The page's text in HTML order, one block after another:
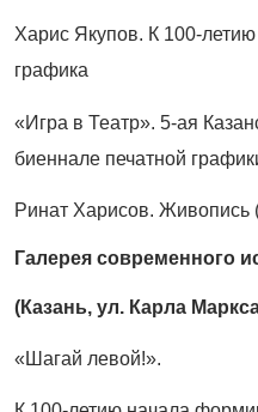
Харис Якупов. К 100-
графика
«Игра в Театр». 5-ая
биеннале печатной
Ринат Харисов. Живопись
Галерея современного
(Казань, ул. Карла
«Шагай левой!».